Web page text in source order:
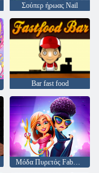
Σούπερ ήρωας Nail
Bar fast food
Μόδα Πυρετός Fabulous της Angela